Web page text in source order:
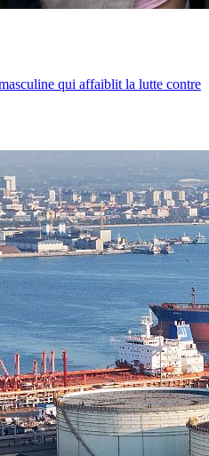
qui affaiblit la lutte contre